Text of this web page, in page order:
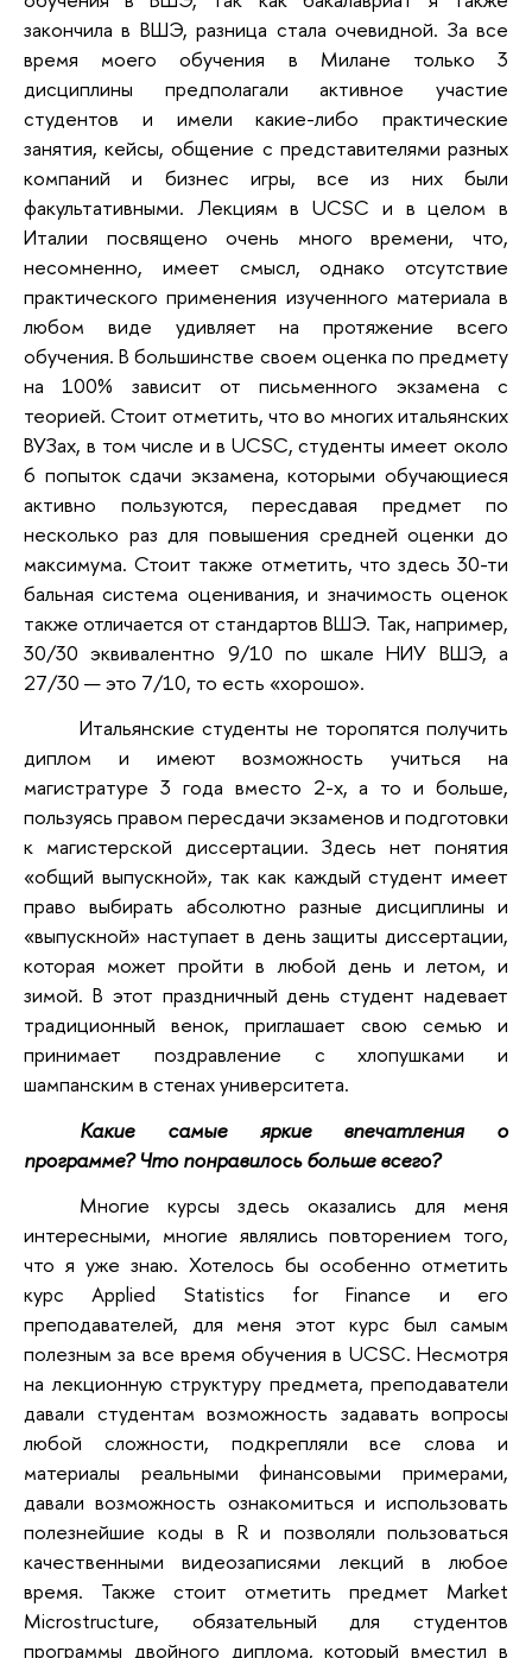
закончила в ВШЭ, разница стала очевидной. За все
время моего обучения в Милане только 3
дисциплины предполагали активное участие
студентов и имели какие-либо практические
занятия, кейсы, общение с представителями разных
компаний и бизнес игры, все из них были
факультативными. Лекциям в UCSC и в целом в
Италии посвящено очень много времени, что,
несомненно, имеет смысл, однако отсутствие
практического применения изученного материала в
любом виде удивляет на протяжение всего
обучения. В большинстве своем оценка по предмету
на 100% зависит от письменного экзамена с
теорией. Стоит отметить, что во многих итальянских
ВУЗах, в том числе и в UCSC, студенты имеет около
6 попыток сдачи экзамена, которыми обучающиеся
активно пользуются, пересдавая предмет по
несколько раз для повышения средней оценки до
максимума. Стоит также отметить, что здесь 30-ти
бальная система оценивания, и значимость оценок
также отличается от стандартов ВШЭ. Так, например,
30/30 эквивалентно 9/10 по шкале НИУ ВШЭ, а
27/30 — это 7/10, то есть «хорошо».
Итальянские студенты не торопятся получить
диплом и имеют возможность учиться на
магистратуре 3 года вместо 2-х, а то и больше,
пользуясь правом пересдачи экзаменов и подготовки
к магистерской диссертации. Здесь нет понятия
«общий выпускной», так как каждый студент имеет
право выбирать абсолютно разные дисциплины и
«выпускной» наступает в день защиты диссертации,
которая может пройти в любой день и летом, и
зимой. В этот праздничный день студент надевает
традиционный венок, приглашает свою семью и
принимает поздравление с хлопушками и
шампанским в стенах университета.
Какие самые яркие впечатления о
программе? Что понравилось больше всего?
Многие курсы здесь оказались для меня
интересными, многие являлись повторением того,
что я уже знаю. Хотелось бы особенно отметить
курс Applied Statistics for Finance и его
преподавателей, для меня этот курс был самым
полезным за все время обучения в UCSC. Несмотря
на лекционную структуру предмета, преподаватели
давали студентам возможность задавать вопросы
любой сложности, подкрепляли все слова и
материалы реальными финансовыми примерами,
давали возможность ознакомиться и использовать
полезнейшие коды в R и позволяли пользоваться
качественными видеозаписями лекций в любое
время. Также стоит отметить предмет Market
Microstructure, обязательный для студентов
программы двойного диплома, который вместил в